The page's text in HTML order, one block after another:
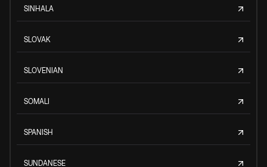
SINHALA
SLOVAK
SLOVENIAN
SOMALI
SPANISH
SUNDANESE